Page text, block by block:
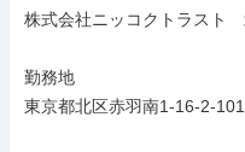
株式会社ニッコクトラスト
勤務地
東京都北区赤羽南1-16-2-101